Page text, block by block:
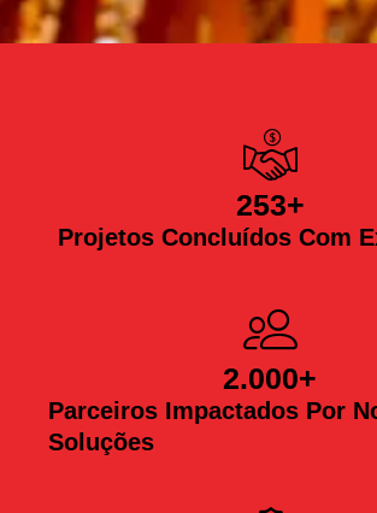
Projetos Concluídos Com
253+
Parceiros Impactados Por
Soluções
2.000+